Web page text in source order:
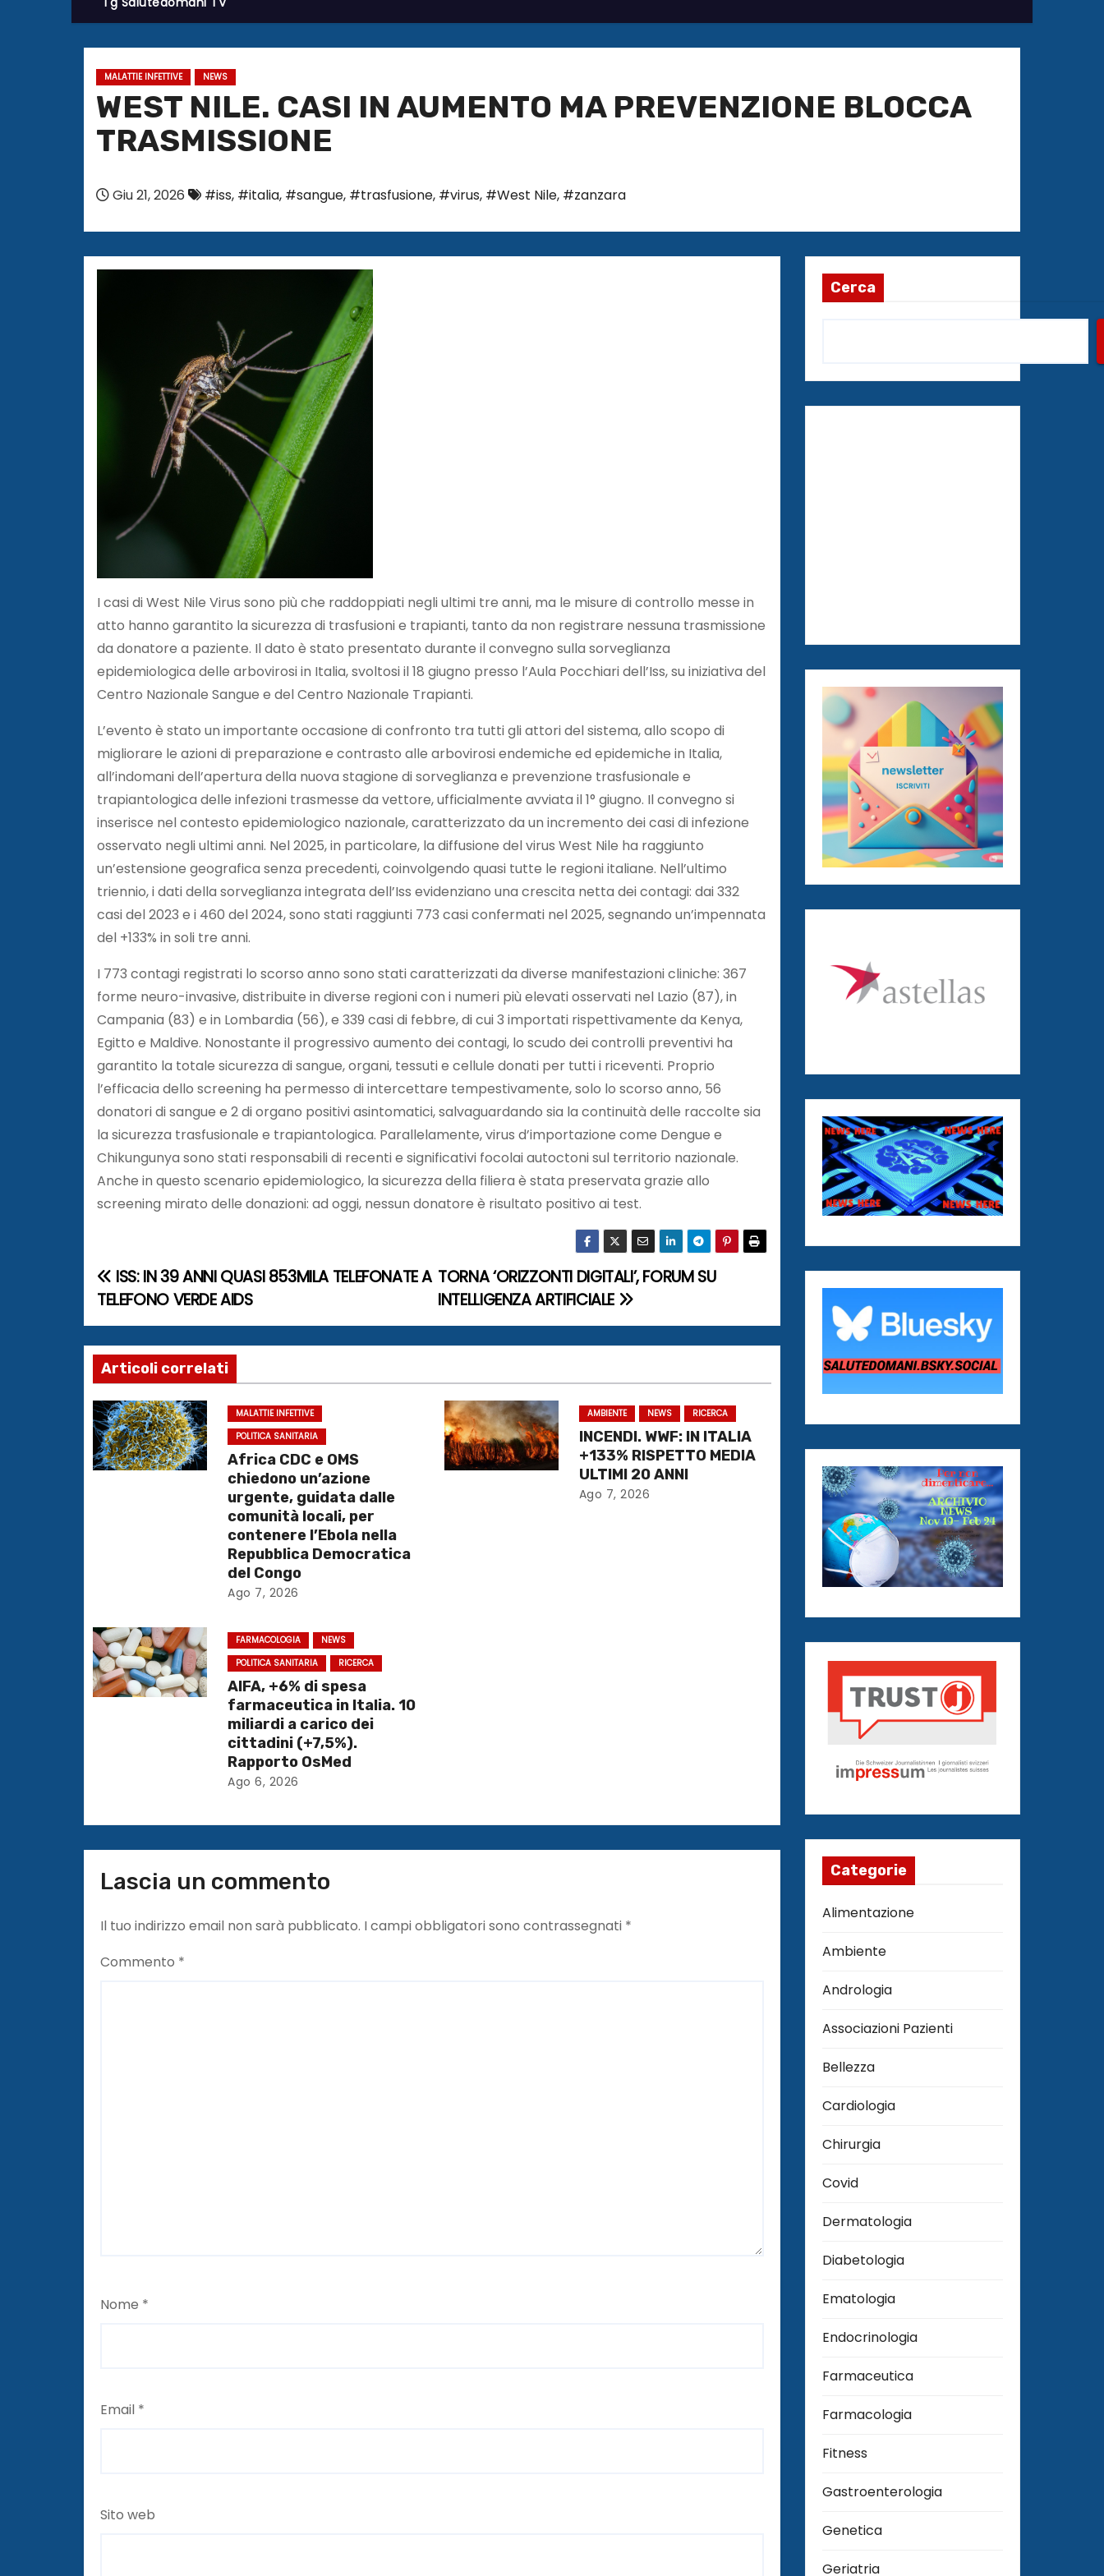
MALATTIE INFETTIVE NEWS
WEST NILE. CASI IN AUMENTO MA PREVENZIONE BLOCCA
TRASMISSIONE
Giu 21, 2026 #iss, #italia, #sangue, #trasfusione, #virus, #West Nile, #zanzara
I casi di West Nile Virus sono più che raddoppiati negli ultimi tre anni, ma le misure di controllo messe in
atto hanno garantito la sicurezza di trasfusioni e trapianti, tanto da non registrare nessuna trasmissione
da donatore a paziente. Il dato è stato presentato durante il convegno sulla sorveglianza
epidemiologica delle arbovirosi in Italia, svoltosi il 18 giugno presso l’Aula Pocchiari dell’Iss, su iniziativa del
Centro Nazionale Sangue e del Centro Nazionale Trapianti.
L’evento è stato un importante occasione di confronto tra tutti gli attori del sistema, allo scopo di
migliorare le azioni di preparazione e contrasto alle arbovirosi endemiche ed epidemiche in Italia,
all’indomani dell’apertura della nuova stagione di sorveglianza e prevenzione trasfusionale e
trapiantologica delle infezioni trasmesse da vettore, ufficialmente avviata il 1° giugno. Il convegno si
inserisce nel contesto epidemiologico nazionale, caratterizzato da un incremento dei casi di infezione
osservato negli ultimi anni. Nel 2025, in particolare, la diffusione del virus West Nile ha raggiunto
un’estensione geografica senza precedenti, coinvolgendo quasi tutte le regioni italiane. Nell’ultimo
triennio, i dati della sorveglianza integrata dell’Iss evidenziano una crescita netta dei contagi: dai 332
casi del 2023 e i 460 del 2024, sono stati raggiunti 773 casi confermati nel 2025, segnando un’impennata
del +133% in soli tre anni.
I 773 contagi registrati lo scorso anno sono stati caratterizzati da diverse manifestazioni cliniche: 367
forme neuro-invasive, distribuite in diverse regioni con i numeri più elevati osservati nel Lazio (87), in
Campania (83) e in Lombardia (56), e 339 casi di febbre, di cui 3 importati rispettivamente da Kenya,
Egitto e Maldive. Nonostante il progressivo aumento dei contagi, lo scudo dei controlli preventivi ha
garantito la totale sicurezza di sangue, organi, tessuti e cellule donati per tutti i riceventi. Proprio
l’efficacia dello screening ha permesso di intercettare tempestivamente, solo lo scorso anno, 56
donatori di sangue e 2 di organo positivi asintomatici, salvaguardando sia la continuità delle raccolte sia
la sicurezza trasfusionale e trapiantologica. Parallelamente, virus d’importazione come Dengue e
Chikungunya sono stati responsabili di recenti e significativi focolai autoctoni sul territorio nazionale.
Anche in questo scenario epidemiologico, la sicurezza della filiera è stata preservata grazie allo
screening mirato delle donazioni: ad oggi, nessun donatore è risultato positivo ai test.
N
a
v
i
g
a
e
a
r
o
l
TORNA ‘ORIZZONTI DIGITALI’, FORUM SU
INTELLIGENZA ARTIFICIALE
ISS: IN 39 ANNI QUASI 853MILA TELEFONATE A
TELEFONO VERDE AIDS
Articoli correlati
MALATTIE INFETTIVE
POLITICA SANITARIA
Africa CDC e OMS
chiedono un’azione
urgente, guidata dalle
comunità locali, per
contenere l’Ebola nella
Repubblica Democratica
del Congo
Ago 7, 2026
AMBIENTE NEWS RICERCA
INCENDI. WWF: IN ITALIA
+133% RISPETTO MEDIA
ULTIMI 20 ANNI
Ago 7, 2026
FARMACOLOGIA
NEWS
POLITICA SANITARIA
RICERCA
AIFA, +6% di spesa
farmaceutica in Italia. 10
miliardi a carico dei
cittadini (+7,5%).
Rapporto OsMed
Ago 6, 2026
Lascia un commento
Il tuo indirizzo email non sarà pubblicato. I campi obbligatori sono contrassegnati *
Commento *
Nome *
Email *
Sito web
Cerca
Categorie
Alimentazione
Ambiente
Andrologia
Associazioni Pazienti
Bellezza
Cardiologia
Chirurgia
Covid
Dermatologia
Diabetologia
Ematologia
Endocrinologia
Farmaceutica
Farmacologia
Fitness
Gastroenterologia
Genetica
Geriatria